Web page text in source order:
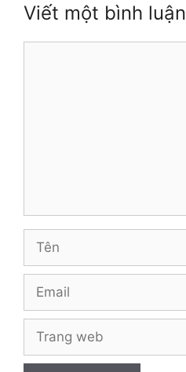
Viết một bình luận
Tên
Email
Trang